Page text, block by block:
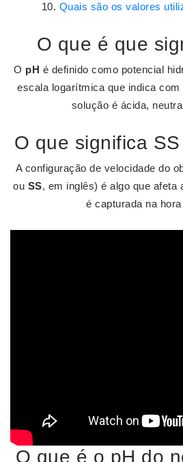
Quais são os valores
O que é que
O pH é definido como potencial
escala logarítmica que indica
solução é ácida,
O que significa
A configuração de velocidade do
ou SS, em inglês) é algo que afeta
é capturada na
O que é o pH do